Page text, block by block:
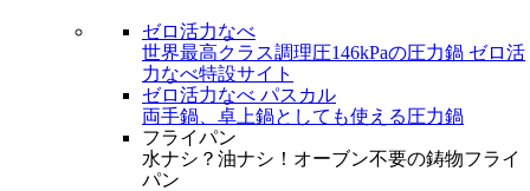
ゼロ活力なべ
世界最高クラス調理圧146kPaの圧力鍋 ゼロ活
力なべ特設サイト
ゼロ活力なべ パスカル
両手鍋、卓上鍋としても使える圧力鍋
フライパン
水ナシ？油ナシ！オーブン不要の鋳物フライ
パン